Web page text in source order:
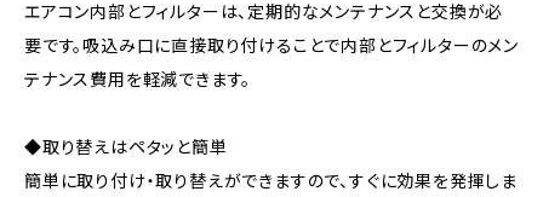
エアコン内部とフィルターは、定期的なメンテナンスと交換が必
要です。吸込み口に直接取り付けることで内部とフィルターのメン
テナンス費用を軽減できます。
◆取り替えはペタッと簡単
簡単に取り付け・取り替えができますので、すぐに効果を発揮しま